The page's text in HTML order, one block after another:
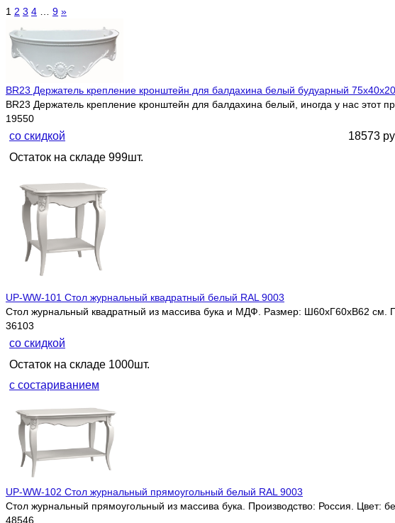
1 2 3 4 9 »
BR23 Держатель крепление кронштейн для балдахина белый будуарный
BR23 Держатель крепление кронштейн для балдахина белый, иногда у нас этот
19550
со скидкой
18573
Остаток на складе 999шт.
UP-WW-101 Стол журнальный квадратный белый RAL 9003
Стол журнальный квадратный из массива бука и МДФ. Размер: Ш60хГ60хВ62 см.
36103
со скидкой
Остаток на складе 1000шт.
с состариванием
UP-WW-102 Стол журнальный прямоугольный белый RAL 9003
Стол журнальный прямоугольный из массива бука. Производство: Россия.
48546